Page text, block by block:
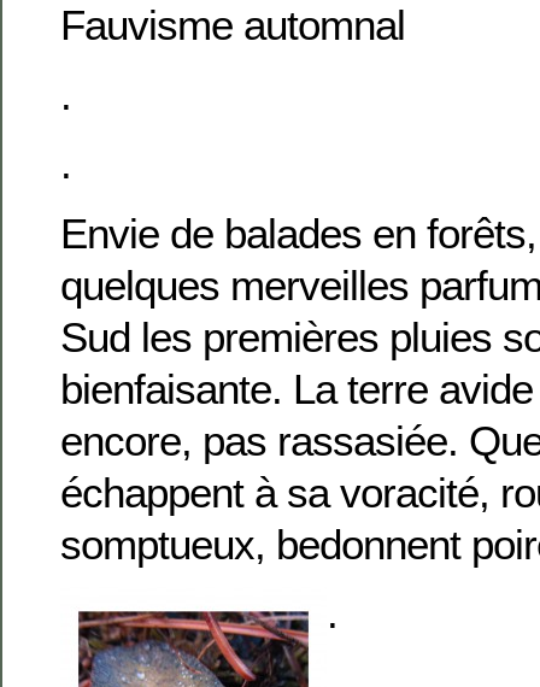
Fauvisme automnal
.
.
Envie de balades en
quelques merveilles
Sud les premières pluies
bienfaisante. La terre
encore, pas rassasiée.
échappent à sa voracité,
somptueux, bedonnent
.